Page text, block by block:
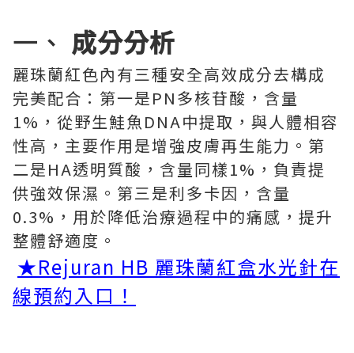
一、 成分分析
麗珠蘭紅色內有三種安全高效成分去構成
完美配合：第一是PN多核苷酸，含量
1%，從野生鮭魚DNA中提取，與人體相容
性高，主要作用是增強皮膚再生能力。第
二是HA透明質酸，含量同樣1%，負責提
供強效保濕。第三是利多卡因，含量
0.3%，用於降低治療過程中的痛感，提升
整體舒適度。
★Rejuran HB 麗珠蘭紅盒水光針在
線預約入口！